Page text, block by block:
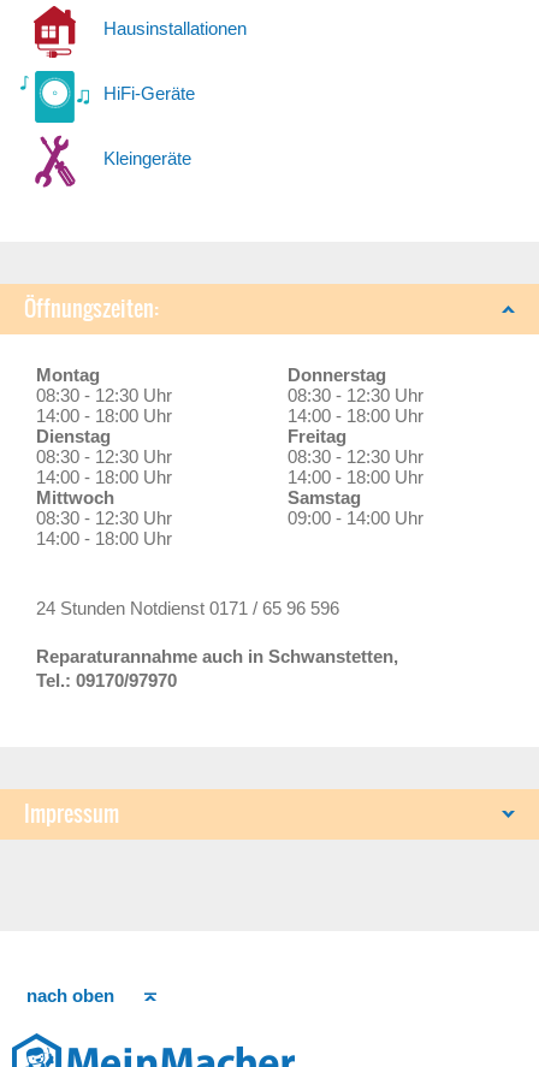
Hausinstallationen
HiFi-Geräte
Kleingeräte
Öffnungszeiten:
Montag
08:30 - 12:30 Uhr
14:00 - 18:00 Uhr
Dienstag
08:30 - 12:30 Uhr
14:00 - 18:00 Uhr
Mittwoch
08:30 - 12:30 Uhr
14:00 - 18:00 Uhr
Donnerstag
08:30 - 12:30 Uhr
14:00 - 18:00 Uhr
Freitag
08:30 - 12:30 Uhr
14:00 - 18:00 Uhr
Samstag
09:00 - 14:00 Uhr
24 Stunden Notdienst 0171 / 65 96 596
Reparaturannahme auch in Schwanstetten,
Tel.: 09170/97970
Impressum
nach oben